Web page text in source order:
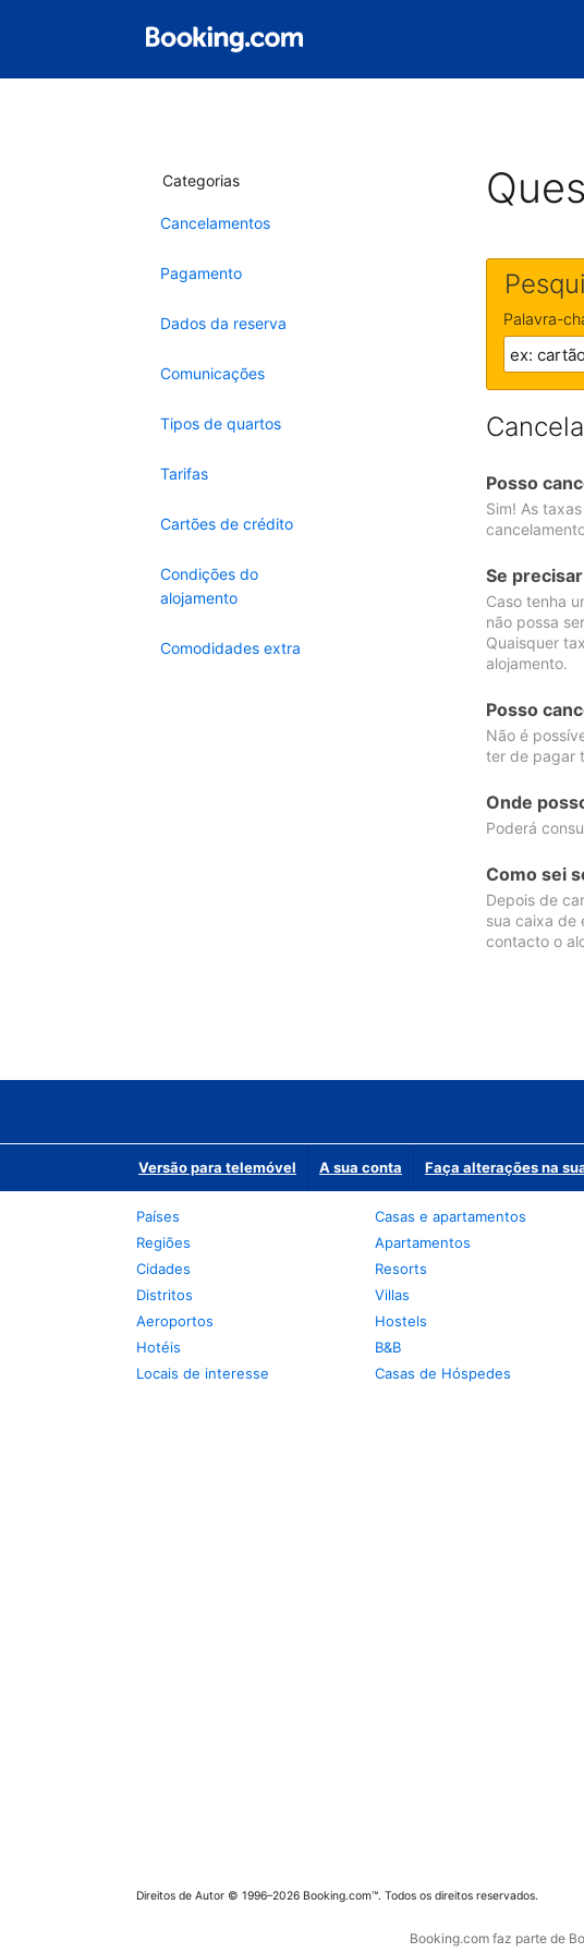
Categorias
Cancelamentos
Pagamento
Dados da reserva
Comunicações
Tipos de quartos
Tarifas
Cartões de crédito
Condições do
alojamento
Comodidades extra
Palavra-
Posso
Sim! As
Se
Caso tenha
não possa
Quaisquer
alojamento.
Posso
Não é
ter de pagar
Onde
Poderá
Como sei
Depois de
sua caixa de
contacto o
Versão para telemóvel A sua conta Faça alterações na
Países
Regiões
Cidades
Distritos
Aeroportos
Hotéis
Locais de interesse
Casas e apartamentos
Apartamentos
Resorts
Villas
Hostels
B&B
Casas de Hóspedes
Direitos de Autor © 1996–2026 Booking.com™. Todos os direitos reservados.
Booking.com faz parte de